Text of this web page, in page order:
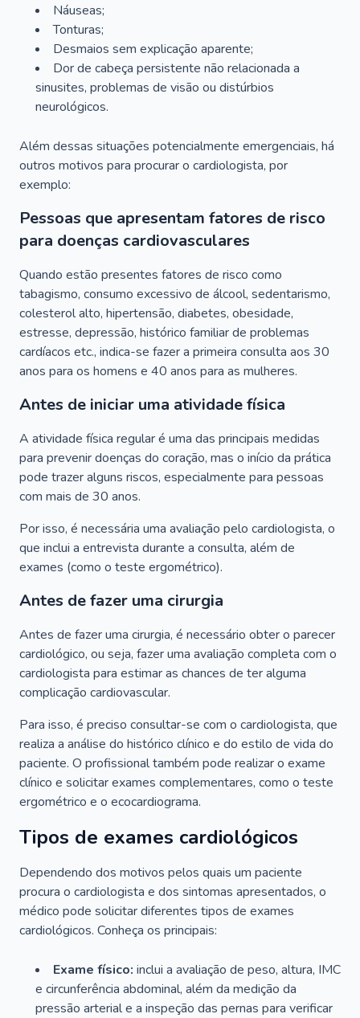
Náuseas;
Tonturas;
Desmaios sem explicação aparente;
Dor de cabeça persistente não relacionada a
sinusites, problemas de visão ou distúrbios
neurológicos.
Além dessas situações potencialmente emergenciais, há
outros motivos para procurar o cardiologista, por
exemplo:
Pessoas que apresentam fatores de risco
para doenças cardiovasculares
Quando estão presentes fatores de risco como
tabagismo, consumo excessivo de álcool, sedentarismo,
colesterol alto, hipertensão, diabetes, obesidade,
estresse, depressão, histórico familiar de problemas
cardíacos etc., indica-se fazer a primeira consulta aos 30
anos para os homens e 40 anos para as mulheres.
Antes de iniciar uma atividade física
A atividade física regular é uma das principais medidas
para prevenir doenças do coração, mas o início da prática
pode trazer alguns riscos, especialmente para pessoas
com mais de 30 anos.
Por isso, é necessária uma avaliação pelo cardiologista, o
que inclui a entrevista durante a consulta, além de
exames (como o teste ergométrico).
Antes de fazer uma cirurgia
Antes de fazer uma cirurgia, é necessário obter o parecer
cardiológico, ou seja, fazer uma avaliação completa com o
cardiologista para estimar as chances de ter alguma
complicação cardiovascular.
Para isso, é preciso consultar-se com o cardiologista, que
realiza a análise do histórico clínico e do estilo de vida do
paciente. O profissional também pode realizar o exame
clínico e solicitar exames complementares, como o teste
ergométrico e o ecocardiograma.
Tipos de exames cardiológicos
Dependendo dos motivos pelos quais um paciente
procura o cardiologista e dos sintomas apresentados, o
médico pode solicitar diferentes tipos de exames
cardiológicos. Conheça os principais:
Exame físico: inclui a avaliação de peso, altura, IMC
e circunferência abdominal, além da medição da
pressão arterial e a inspeção das pernas para verificar